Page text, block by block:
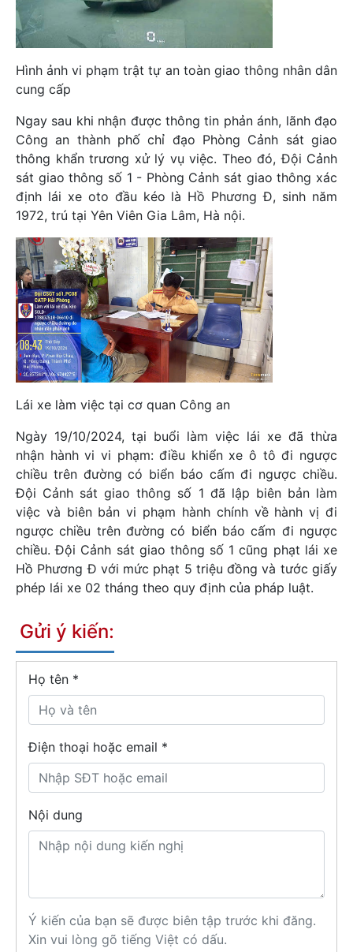
Hình ảnh vi phạm trật tự an toàn giao thông nhân dân
cung cấp
Ngay sau khi nhận được thông tin phản ánh, lãnh đạo
Công an thành phố chỉ đạo Phòng Cảnh sát giao
thông khẩn trương xử lý vụ việc. Theo đó, Đội Cảnh
sát giao thông số 1 - Phòng Cảnh sát giao thông xác
định lái xe oto đầu kéo là Hồ Phương Đ, sinh năm
1972, trú tại Yên Viên Gia Lâm, Hà nội.
Lái xe làm việc tại cơ quan Công an
Ngày 19/10/2024, tại buổi làm việc lái xe đã thừa
nhận hành vi vi phạm: điều khiển xe ô tô đi ngược
chiều trên đường có biển báo cấm đi ngược chiều.
Đội Cảnh sát giao thông số 1 đã lập biên bản làm
việc và biên bản vi phạm hành chính về hành vị đi
ngược chiều trên đường có biển báo cấm đi ngược
chiều. Đội Cảnh sát giao thông số 1 cũng phạt lái xe
Hồ Phương Đ với mức phạt 5 triệu đồng và tước giấy
phép lái xe 02 tháng theo quy định của pháp luật.
Gửi ý kiến:
Họ tên *
Điện thoại hoặc email *
Nội dung
Ý kiến của bạn sẽ được biên tập trước khi đăng.
Xin vui lòng gõ tiếng Việt có dấu.